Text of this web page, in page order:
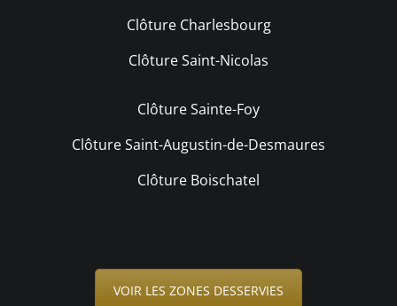
Clôture Charlesbourg
Clôture Saint-Nicolas
Clôture Sainte-Foy
Clôture Saint-Augustin-de-Desmaures
Clôture Boischatel
VOIR LES ZONES DESSERVIES